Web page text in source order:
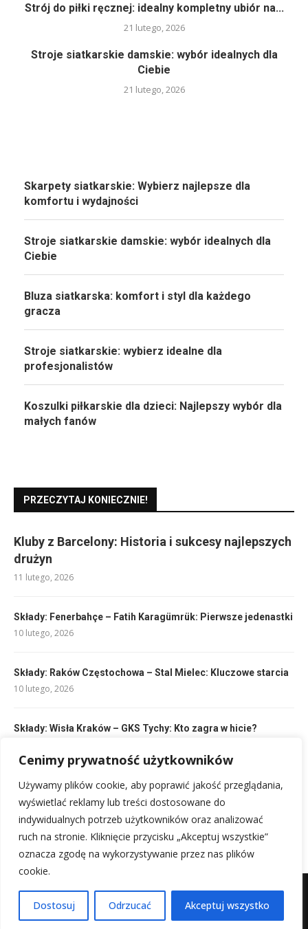
Cenimy prywatność użytkowników
Używamy plików cookie, aby poprawić jakość przeglądania,
wyświetlać reklamy lub treści dostosowane do
indywidualnych potrzeb użytkowników oraz analizować
ruch na stronie. Kliknięcie przycisku „Akceptuj wszystkie”
oznacza zgodę na wykorzystywanie przez nas plików
cookie.
Dostosuj Odrzucać Akceptuj wszystko
Strój do piłki ręcznej: idealny kompletny ubiór na...
21 lutego, 2026
Stroje siatkarskie damskie: wybór idealnych dla
Ciebie
21 lutego, 2026
Skarpety siatkarskie: Wybierz najlepsze dla
komfortu i wydajności
Stroje siatkarskie damskie: wybór idealnych dla
Ciebie
Bluza siatkarska: komfort i styl dla każdego
gracza
Stroje siatkarskie: wybierz idealne dla
profesjonalistów
Koszulki piłkarskie dla dzieci: Najlepszy wybór dla
małych fanów
PRZECZYTAJ KONIECZNIE!
Kluby z Barcelony: Historia i sukcesy najlepszych
drużyn
11 lutego, 2026
Składy: Fenerbahçe – Fatih Karagümrük: Pierwsze jedenastki
10 lutego, 2026
Składy: Raków Częstochowa – Stal Mielec: Kluczowe starcia
10 lutego, 2026
Składy: Wisła Kraków – GKS Tychy: Kto zagra w hicie?
Składy: FC Barcelona vs Bayern Monachium: Gwiazdy i
taktyka
10 lutego, 2026
Mapa witryny Kontakt z nami